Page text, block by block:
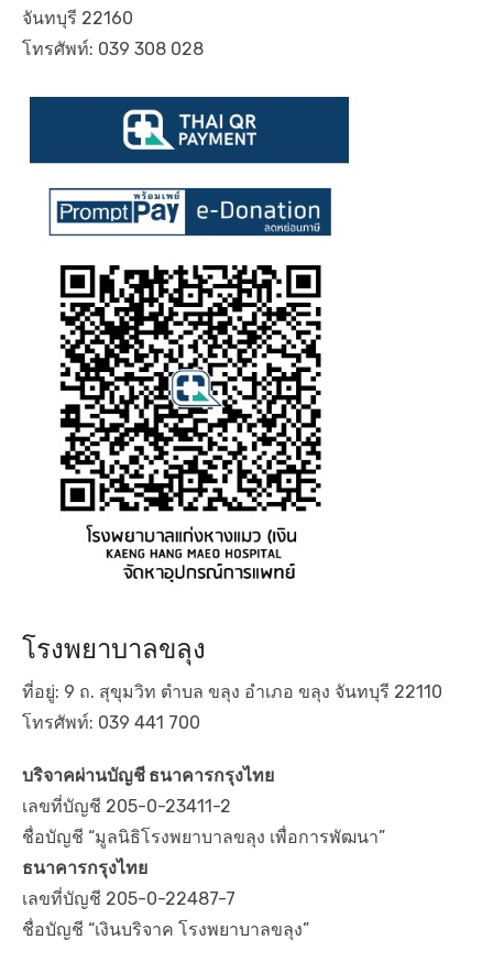
จันทบุรี 22160
โทรศัพท์: 039 308 028
โรงพยาบาลขลุง
ที่อยู่: 9 ถ. สุขุมวิท ตำบล ขลุง อำเภอ ขลุง จันทบุรี 22110
โทรศัพท์: 039 441 700
บริจาคผ่านบัญชี ธนาคารกรุงไทย
เลขที่บัญชี 205-0-23411-2
ชื่อบัญชี “มูลนิธิโรงพยาบาลขลุง เพื่อการพัฒนา”
ธนาคารกรุงไทย
เลขที่บัญชี 205-0-22487-7
ชื่อบัญชี “เงินบริจาค โรงพยาบาลขลุง”